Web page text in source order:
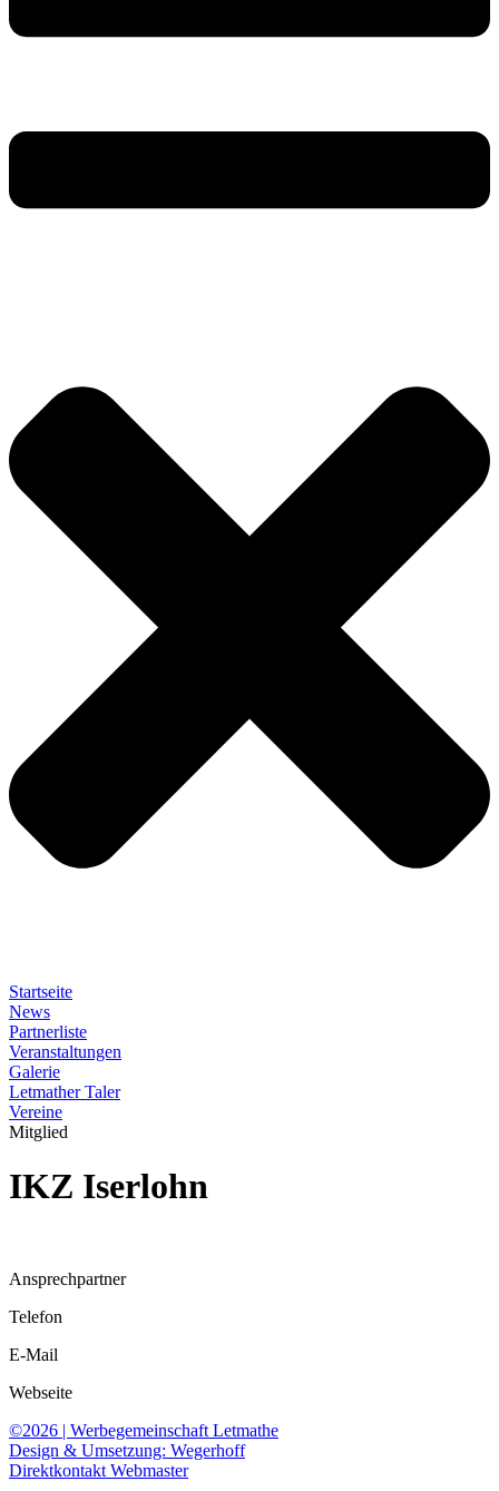
Startseite
News
Partnerliste
Veranstaltungen
Galerie
Letmather Taler
Vereine
Mitglied
IKZ Iserlohn
Ansprechpartner
Telefon
E-Mail
Webseite
©2026 | Werbegemeinschaft Letmathe
Design & Umsetzung: Wegerhoff
Direktkontakt Webmaster